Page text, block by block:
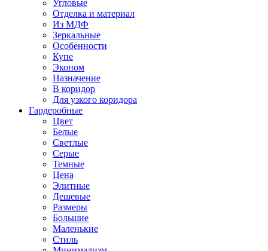
Угловые
Отделка и материал
Из МДФ
Зеркальные
Особенности
Купе
Эконом
Назначение
В коридор
Для узкого коридора
Гардеробные
Цвет
Белые
Светлые
Серые
Темные
Цена
Элитные
Дешевые
Размеры
Большие
Маленькие
Стиль